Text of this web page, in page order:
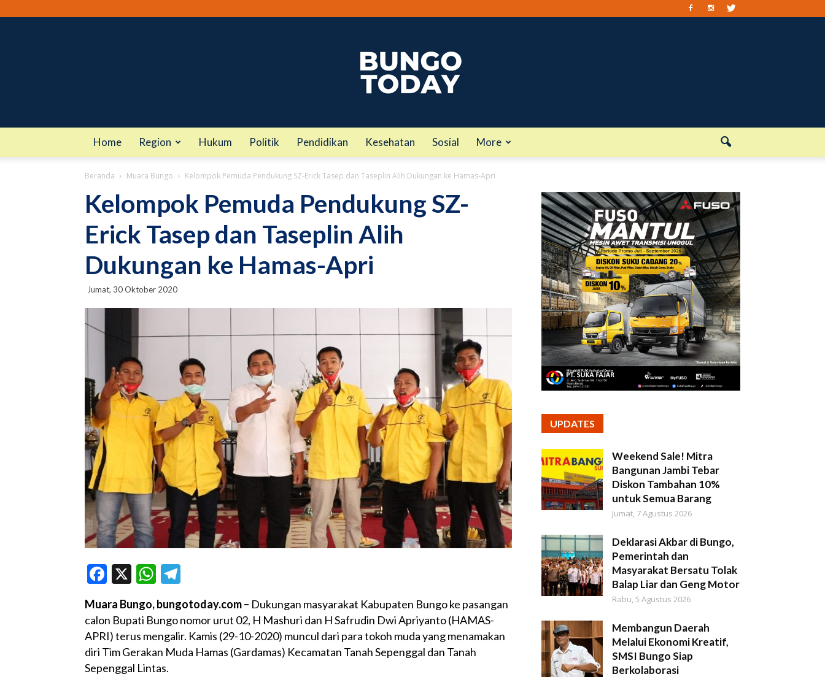
Home Region Hukum Politik Pendidikan Kesehatan Sosial More
Beranda Muara Bungo Kelompok Pemuda Pendukung SZ-Erick Tasep dan Taseplin Alih Dukungan ke Hamas-Apri
Kelompok Pemuda Pendukung SZ-
Erick Tasep dan Taseplin Alih
Dukungan ke Hamas-Apri
Jumat, 30 Oktober 2020
Facebook
X WhatsApp
Muara Bungo, bungotoday.com – Dukungan masyarakat Kabupaten Bungo ke pasangan
calon Bupati Bungo nomor urut 02, H Mashuri dan H Safrudin Dwi Apriyanto (HAMAS-
APRI) terus mengalir. Kamis (29-10-2020) muncul dari para tokoh muda yang menamakan
diri Tim Gerakan Muda Hamas (Gardamas) Kecamatan Tanah Sepenggal dan Tanah
Sepenggal Lintas.
UPDATES
Weekend Sale! Mitra
Bangunan Jambi Tebar
Diskon Tambahan 10%
untuk Semua Barang
Jumat, 7 Agustus 2026
Deklarasi Akbar di Bungo,
Pemerintah dan
Masyarakat Bersatu Tolak
Balap Liar dan Geng Motor
Rabu, 5 Agustus 2026
Membangun Daerah
Melalui Ekonomi Kreatif,
SMSI Bungo Siap
Berkolaborasi